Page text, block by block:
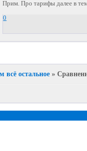
Прим. Про тарифы далее в
0
всё остальное »